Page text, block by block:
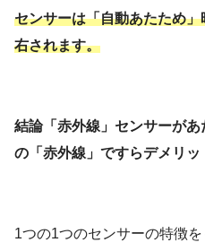
センサーは「自動あたため
右されます。
結論「赤外線」センサーが
の「赤外線」ですらデメリッ
1つの1つのセンサーの特徴